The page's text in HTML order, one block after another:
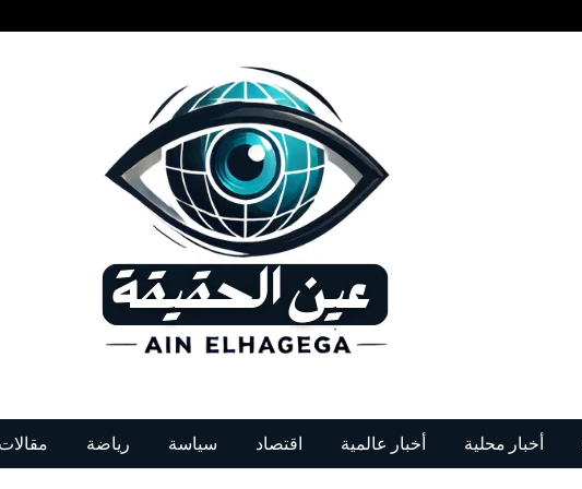
أخبار محلية أخبار عالمية اقتصاد سياسة رياضة مقالات